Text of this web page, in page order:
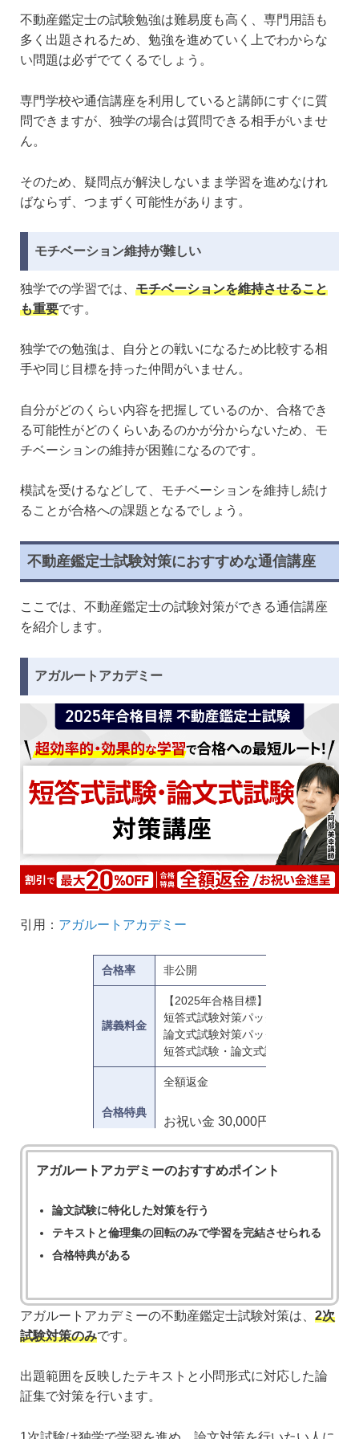
不動産鑑定士の試験勉強は難易度も高く、専門用語も
多く出題されるため、勉強を進めていく上でわからな
い問題は必ずでてくるでしょう。
専門学校や通信講座を利用していると講師にすぐに質
問できますが、独学の場合は質問できる相手がいませ
ん。
そのため、疑問点が解決しないまま学習を進めなけれ
ばならず、つまずく可能性があります。
モチベーション維持が難しい
独学での学習では、 モチベーションを維持させること
も重要です。
独学での勉強は、自分との戦いになるため比較する相
手や同じ目標を持った仲間がいません。
自分がどのくらい内容を把握しているのか、合格でき
る可能性がどのくらいあるのかが分からないため、モ
チベーションの維持が困難になるのです。
模試を受けるなどして、モチベーションを維持し続け
ることが合格への課題となるでしょう。
不動産鑑定士試験対策におすすめな通信講座
ここでは、不動産鑑定士の試験対策ができる通信講座
を紹介します。
アガルートアカデミー
引用： アガルートアカデミー
合格率 非公開
講義料金
【2025年合格目標】
短答式試験対策パック：107,800円(税
論文式試験対策パック：217,800円(税
短答式試験・論文式試験対策フルパ
合格特典
全額返金
お祝い金 30,000円
アガルートアカデミーのおすすめポイント
論文試験に特化した対策を行う
テキストと倫理集の回転のみで学習を完結させられる
合格特典がある
アガルートアカデミーの不動産鑑定士試験対策は、 2次
試験対策のみです。
出題範囲を反映したテキストと小問形式に対応した論
証集で対策を行います。